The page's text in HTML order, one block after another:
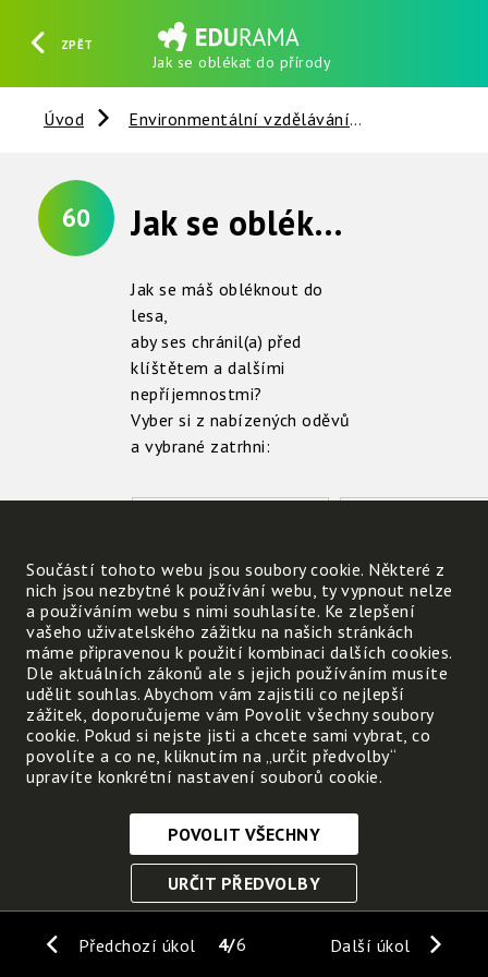
ZPĚT
Jak se oblékat do přírody
HLEDAT REGISTROVAT PŘIHLÁSIT SE
Úvod Environmentální vzdělávání
60 Jak se oblékat do přírody
Jak se máš obléknout do
lesa,
aby ses chránil(a) před
klíštětem a dalšími
nepříjemnostmi?
Vyber si z nabízených oděvů
a vybrané zatrhni:
Napiš zdůvodnění vybraného oděvu:
Které nepříjemnosti to mohou být?
Předchozí úkol Další úkol
4 6
Součástí tohoto webu jsou soubory cookie. Některé z
nich jsou nezbytné k používání webu, ty vypnout nelze
a používáním webu s nimi souhlasíte. Ke zlepšení
vašeho uživatelského zážitku na našich stránkách
máme připravenou k použití kombinaci dalších cookies.
Dle aktuálních zákonů ale s jejich používáním musíte
udělit souhlas. Abychom vám zajistili co nejlepší
zážitek, doporučujeme vám Povolit všechny soubory
cookie. Pokud si nejste jisti a chcete sami vybrat, co
povolíte a co ne, kliknutím na „určit předvolby“
upravíte konkrétní nastavení souborů cookie.
Nezbytně nutné cookies
Tyto soubory cookie jsou nezbytné, abyste se mohli
funkce. Bez těchto cookies by webové stránky
POVOLIT VŠECHNY
URČIT PŘEDVOLBY